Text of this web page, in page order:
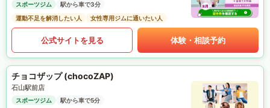
スポーツジム
駅から車で3分
運動不足を解消したい人
女性専用ジムに通いたい人
公式サイトを見る 体験・相談予約
チョコザップ (chocoZAP)
石山駅前店
スポーツジム
駅から車で5分